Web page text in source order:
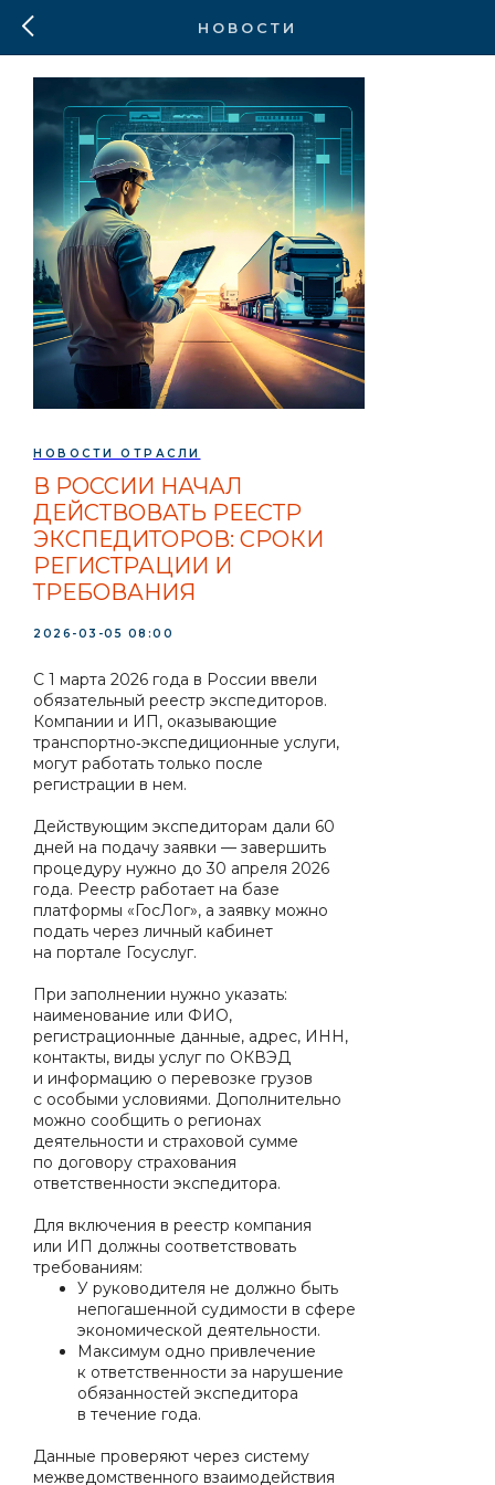
НОВОСТИ
НОВОСТИ ОТРАСЛИ
В РОССИИ НАЧАЛ
ДЕЙСТВОВАТЬ РЕЕСТР
ЭКСПЕДИТОРОВ: СРОКИ
РЕГИСТРАЦИИ И
ТРЕБОВАНИЯ
2026-03-05 08:00
С 1 марта 2026 года в России ввели
обязательный реестр экспедиторов.
Компании и ИП, оказывающие
транспортно‑экспедиционные услуги,
могут работать только после
регистрации в нем.
Действующим экспедиторам дали 60
дней на подачу заявки — завершить
процедуру нужно до 30 апреля 2026
года. Реестр работает на базе
платформы «ГосЛог», а заявку можно
подать через личный кабинет
на портале Госуслуг.
При заполнении нужно указать:
наименование или ФИО,
регистрационные данные, адрес, ИНН,
контакты, виды услуг по ОКВЭД
и информацию о перевозке грузов
с особыми условиями. Дополнительно
можно сообщить о регионах
деятельности и страховой сумме
по договору страхования
ответственности экспедитора.
Для включения в реестр компания
или ИП должны соответствовать
требованиям:
У руководителя не должно быть
непогашенной судимости в сфере
экономической деятельности.
Максимум одно привлечение
к ответственности за нарушение
обязанностей экспедитора
в течение года.
Данные проверяют через систему
межведомственного взаимодействия